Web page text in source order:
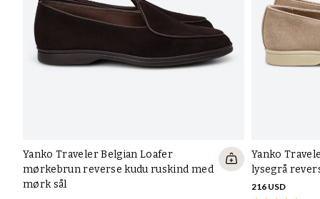
Yanko Traveler Belgian Loafer
mørkebrun reverse kudu ruskind med
mørk sål
Yanko
lysegrå
216 USD